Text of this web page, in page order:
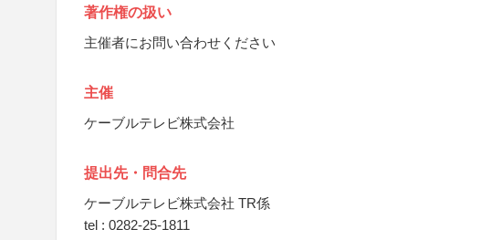
著作権の扱い
主催者にお問い合わせください
主催
ケーブルテレビ株式会社
提出先・問合先
ケーブルテレビ株式会社 TR係
tel : 0282-25-1811